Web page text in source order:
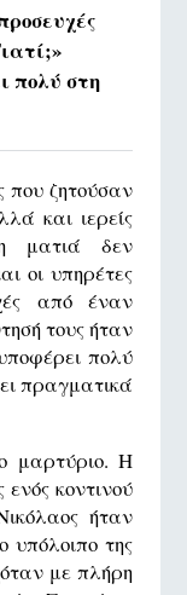
πολύ στη
που ζητούσαν
και ιερείς
ματιά δεν
οι υπηρέτες
από έναν
τους ήταν
πολύ
πραγματικά
μαρτύριο. Η
ενός κοντινού
ήταν
υπόλοιπο της
με πλήρη